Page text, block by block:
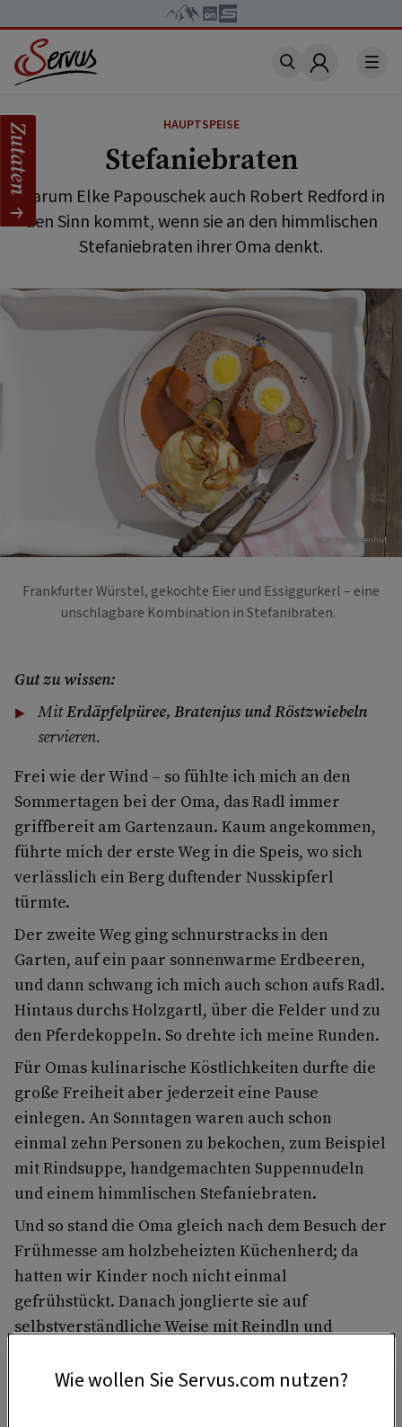
Account
HAUPTSPEISE
Stefaniebraten
Warum Elke Papouschek auch Robert Redford in
den Sinn kommt, wenn sie an den himmlischen
Stefaniebraten ihrer Oma denkt.
Foto: Ingo Eisenhut
Frankfurter Würstel, gekochte Eier und Essiggurkerl – eine
unschlagbare Kombination in Stefanibraten.
Gut zu wissen:
MitErdäpfelpüree, Bratenjus und Röstzwiebeln
servieren.
Frei wie der Wind – so fühlte ich mich an den
Sommertagen bei der Oma, das Radl immer
griffbereit am Gartenzaun. Kaum angekommen,
führte mich der erste Weg in die Speis, wo sich
verlässlich ein Berg duftender Nusskipferl
türmte.
Der zweite Weg ging schnurstracks in den
Garten, auf ein paar sonnenwarme Erdbeeren,
und dann schwang ich mich auch schon aufs Radl.
Hintaus durchs Holzgartl, über die Felder und zu
den Pferdekoppeln. So drehte ich meine Runden.
Für Omas kulinarische Köstlichkeiten durfte die
große Freiheit aber jederzeit eine Pause
einlegen. An Sonntagen waren auch schon
einmal zehn Personen zu bekochen, zum Beispiel
mit Rindsuppe, handgemachten Suppennudeln
und einem himmlischen Stefaniebraten.
Und so stand die Oma gleich nach dem Besuch der
Frühmesse am holzbeheizten Küchenherd; da
hatten wir Kinder noch nicht einmal
gefrühstückt. Danach jonglierte sie auf
selbstverständliche Weise mit Reindln und
wie von Zauberhand waren pünktlich um halb
Zutaten
Wie wollen Sie Servus.com nutzen?